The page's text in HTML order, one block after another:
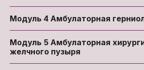
Модуль 4 Амбулаторная
Модуль 5 Амбулаторная
желчного пузыря